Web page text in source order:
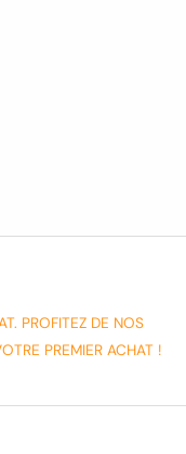
PROFITEZ DE NOS
PREMIER ACHAT !